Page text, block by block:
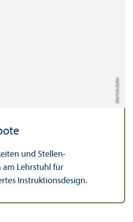
Bild: Felix Zeiffer
und Stellen­
am Lehr­stuhl für
Instruktions­design.